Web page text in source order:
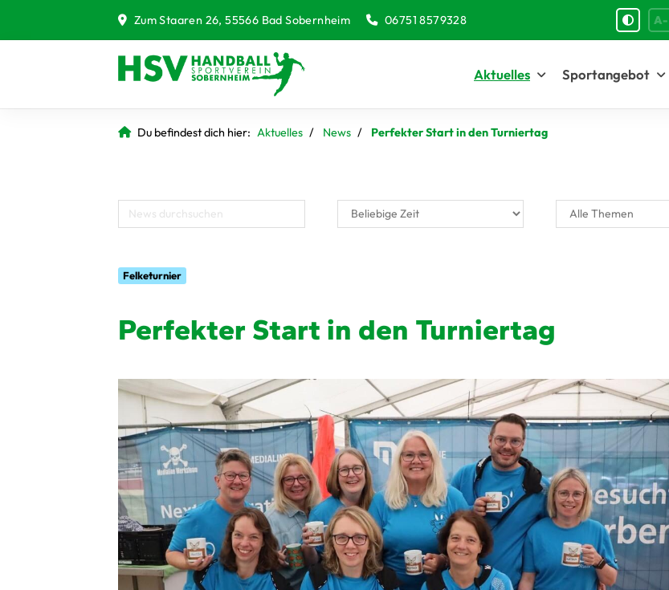
Zum Staaren 26, 55566 Bad Sobernheim 06751 8579328 A-
Aktuelles Sportangebot
Du befindest dich hier: Aktuelles News Perfekter Start in den Turniertag
Felketurnier
Perfekter Start in den Turniertag
Quicklinks